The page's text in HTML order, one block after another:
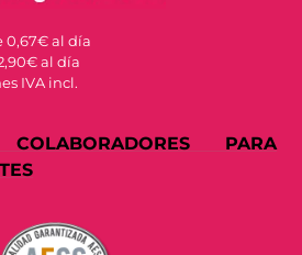
0,67€ al día
al día
IVA incl.
PARA